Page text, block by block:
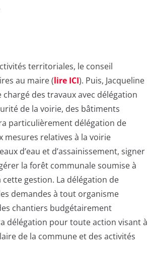
territoriales, le conseil
au maire (lire ICI). Puis, Jacqueline
des travaux avec délégation
de la voirie, des bâtiments
particulièrement délégation de
relatives à la voirie
d’eau et d’assainissement, signer
la forêt communale soumise à
gestion. La délégation de
demandes à tout organisme
chantiers budgétairement
délégation pour toute action visant à
de la commune et des activités